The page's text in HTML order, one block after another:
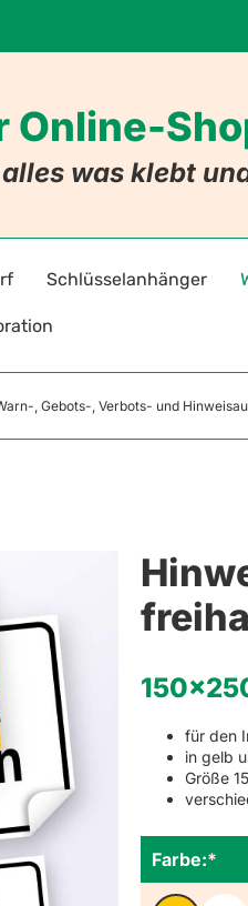
Online-
was klebt
Schlüsselanhänger
Schlüsselanhänger mit
, Gebots-, Verbots- und
für den
in gelb
Größe
*
Farbe: